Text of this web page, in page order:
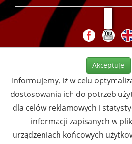
Akceptuje
Informujemy, iż w celu
dostosowania ich do potrzeb
dla celów reklamowych i
informacji zapisanych w
urządzeniach końcowych